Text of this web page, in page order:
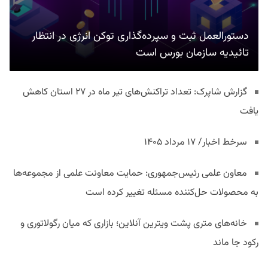
دستورالعمل ثبت و سپرده‌گذاری توکن انرژی در انتظار
تائیدیه سازمان بورس است
گزارش شاپرک: تعداد تراکنش‌های تیر ماه در ۲۷ استان‌ کاهش
یافت
سرخط اخبار/ ۱۷ مرداد ۱۴۰۵
معاون علمی رئیس‌جمهوری: حمایت معاونت علمی از مجموعه‌ها
به محصولات حل‌کننده مسئله تغییر کرده است
خانه‌های متری پشت ویترین آنلاین؛ بازاری که میان رگولاتوری و
رکود جا ماند